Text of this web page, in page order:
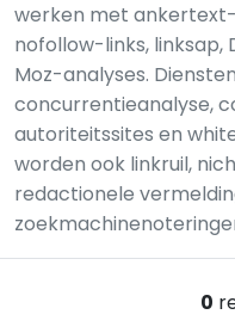
werken met
nofollow-links,
Moz-analyses.
concurrentieanalyse,
autoriteitssites en
worden ook linkruil,
redactionele
0